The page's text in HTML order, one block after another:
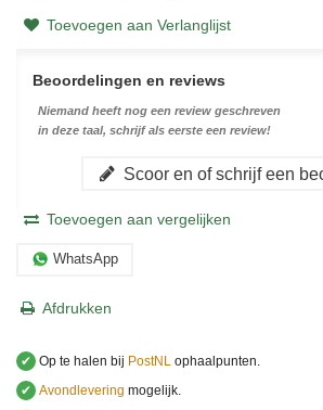
Toevoegen aan Verlanglijst
Beoordelingen en reviews
Niemand heeft nog een review geschreven
in deze taal, schrijf als eerste een review!
Scoor en of schrijf een
Toevoegen aan vergelijken
WhatsApp
Afdrukken
✔ Op te halen bij PostNL ophaalpunten.
✔ Avondlevering mogelijk.